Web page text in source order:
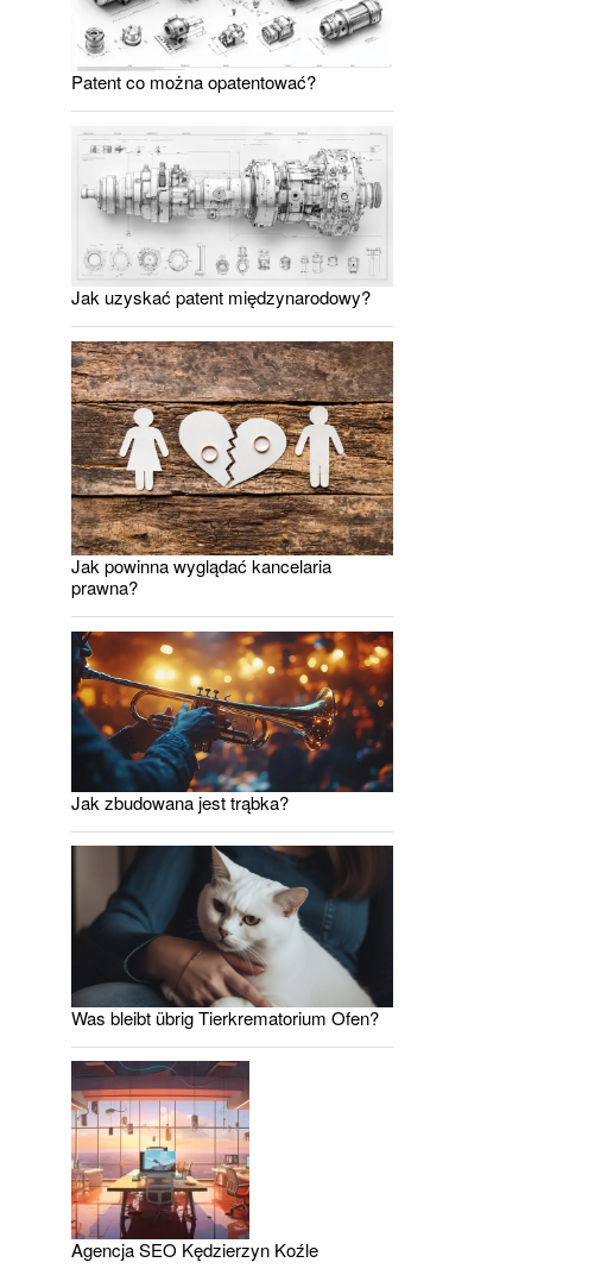
Patent co można opatentować?
Jak uzyskać patent międzynarodowy?
Jak powinna wyglądać kancelaria
prawna?
Jak zbudowana jest trąbka?
Was bleibt übrig Tierkrematorium Ofen?
Agencja SEO Kędzierzyn Koźle